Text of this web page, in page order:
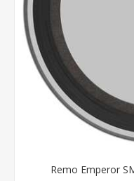
Remo Emperor